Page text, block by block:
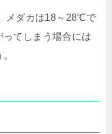
メダカは18～28℃で
てしまう場合には